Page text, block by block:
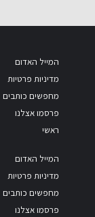
המייל האדום
מדיניות פרטיות
מחפשים כותבים
פרסמו אצלנו
ראשי
המייל האדום
מדיניות פרטיות
מחפשים כותבים
פרסמו אצלנו